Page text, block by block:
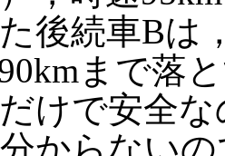
後続車Bは
まで落
けで安全
からない